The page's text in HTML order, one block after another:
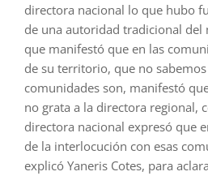
directora nacional lo que hubo
de una autoridad tradicional
que manifestó que en las
de su territorio, que no
comunidades son, manifestó
no grata a la directora regional,
directora nacional expresó que
de la interlocución con esas
explicó Yaneris Cotes, para